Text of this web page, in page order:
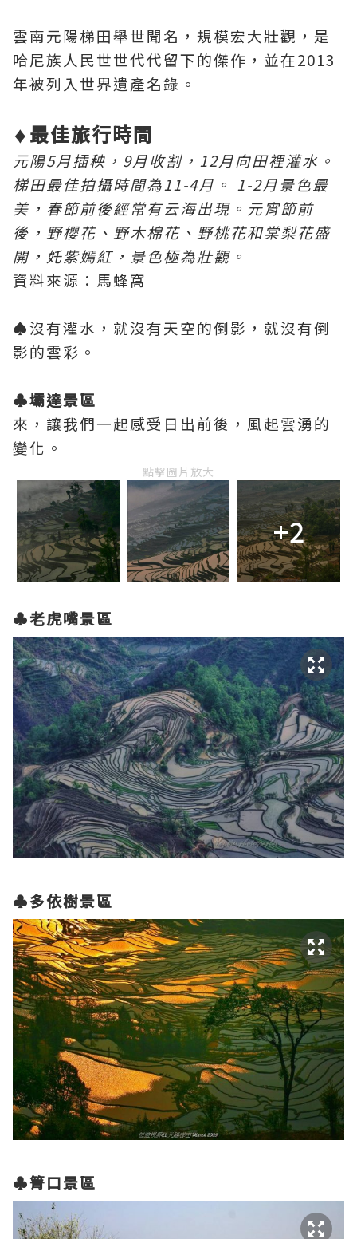
雲南元陽梯田舉世聞名，規模宏大壯觀，是
哈尼族人民世世代代留下的傑作，並在2013
年被列入世界遺產名錄。
♦ 最佳旅行時間
元陽5月插秧，9月收割，12月向田裡灌水。
梯田最佳拍攝時間為11-4月。 1-2月景色最
美，春節前後經常有云海出現。元宵節前
後，野櫻花、野木棉花、野桃花和棠梨花盛
開，奼紫嫣紅，景色極為壯觀。
資料來源：馬蜂窩
♠沒有灌水，就沒有天空的倒影，就沒有倒
影的雲彩。
♣壩達景區
來，讓我們一起感受日出前後，風起雲湧的
變化。
點擊圖片放大
+2
♣老虎嘴景區
♣多依樹景區
♣箐口景區